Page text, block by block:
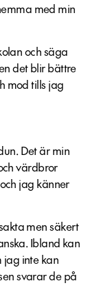
med min
och säga
det blir bättre
mod tills jag
Det är min
värdbror
jag känner
men säkert
Ibland kan
jag inte kan
svarar de på